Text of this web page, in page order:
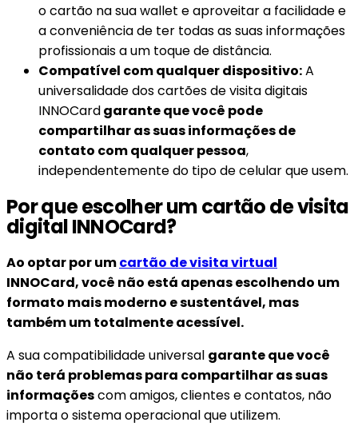
o cartão na sua wallet e aproveitar a facilidade e
a conveniência de ter todas as suas informações
profissionais a um toque de distância.
Compatível com qualquer dispositivo:A
universalidade dos cartões de visita digitais
INNOCardgarante que você pode
compartilhar as suas informações de
contato com qualquer pessoa,
independentemente do tipo de celular que usem.
Por que escolher um cartão de visita
digital INNOCard?
Ao optar por umcartão de visita virtual
INNOCard, você não está apenas escolhendo um
formato mais moderno e sustentável, mas
também um totalmente acessível.
A sua compatibilidade universal garante que você
não terá problemas para compartilhar as suas
informaçõescom amigos, clientes e contatos, não
importa o sistema operacional que utilizem.